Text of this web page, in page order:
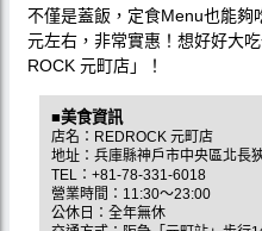
不僅是蓋飯，定食Menu也能夠
元左右，非常實惠！想好好大
ROCK 元町店」！
■美食資訊
店名：REDROCK 元町店
地址：兵庫縣神戶市中央區北長
TEL：+81-78-331-6018
營業時間：11:30〜23:00
公休日：全年無休